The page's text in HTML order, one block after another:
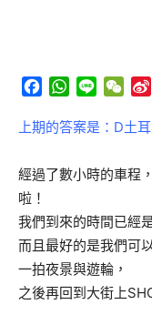
Facebook
WhatsApp
Line
上期的答案是：D土
經過了數小時的車程
啦！
我們到來的時間已經
而且最好的是我們可
一拍夜景與遊輪，
之後再回到大街上